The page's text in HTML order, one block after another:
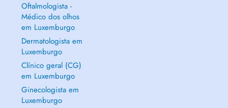
Oftalmologista -
Médico dos olhos
em Luxemburgo
Dermatologista em
Luxemburgo
Clínico geral (CG)
em Luxemburgo
Ginecologista em
Luxemburgo